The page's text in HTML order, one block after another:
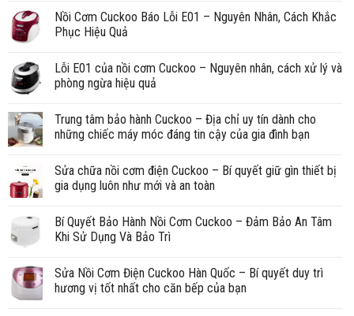
Nồi Cơm Cuckoo Báo Lỗi E01 – Nguyên Nhân, Cách Khắc
Phục Hiệu Quả
Lỗi E01 của nồi cơm Cuckoo – Nguyên nhân, cách xử lý và
phòng ngừa hiệu quả
Trung tâm bảo hành Cuckoo – Địa chỉ uy tín dành cho
những chiếc máy móc đáng tin cậy của gia đình bạn
Sửa chữa nồi cơm điện Cuckoo – Bí quyết giữ gìn thiết bị
gia dụng luôn như mới và an toàn
Bí Quyết Bảo Hành Nồi Cơm Cuckoo – Đảm Bảo An Tâm
Khi Sử Dụng Và Bảo Trì
Sửa Nồi Cơm Điện Cuckoo Hàn Quốc – Bí quyết duy trì
hương vị tốt nhất cho căn bếp của bạn